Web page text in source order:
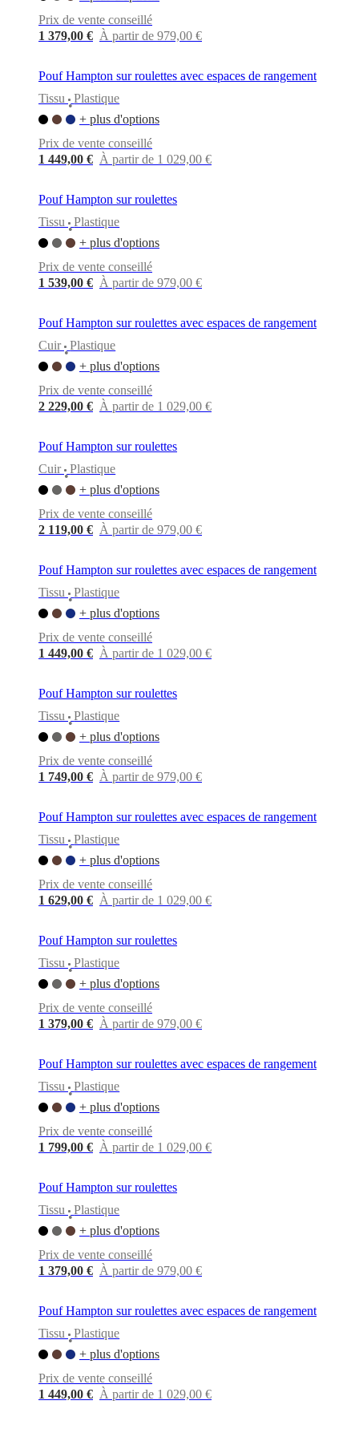
d'expositionPiècesSéjoursSalles
mangerChambres Aménagements
espacesBureauxBoConcept
Helena
Christensen InspirationService
Délai
livraisonEntretien
d’assemblageGarantieJuridiqueService
Décoration
d'IntérieurCommandez
échantillons
gratuitsTrouver
magasinÀ
propos
BoConcept ValeursResponsabilité
l’entreprise L’histoireEspace
Savoir-
qualitéRencontre
designersPersonnalisationCarrières
certificationsDéclaration
d’accessibilitéDevenir
Program
Projects
Articles
Prix de vente conseillé
1 379,00 € À partir de 979,00 €
Pouf Hampton sur roulettes avec espaces de rangement
Tissu
•
Plastique
+ plus d'options
Prix de vente conseillé
1 449,00 € À partir de 1 029,00 €
Pouf Hampton sur roulettes
Tissu
•
Plastique
+ plus d'options
Prix de vente conseillé
1 539,00 € À partir de 979,00 €
Pouf Hampton sur roulettes avec espaces de rangement
Cuir
•
Plastique
+ plus d'options
Prix de vente conseillé
2 229,00 € À partir de 1 029,00 €
Pouf Hampton sur roulettes
Cuir
•
Plastique
+ plus d'options
Prix de vente conseillé
2 119,00 € À partir de 979,00 €
Pouf Hampton sur roulettes avec espaces de rangement
Tissu
•
Plastique
+ plus d'options
Prix de vente conseillé
1 449,00 € À partir de 1 029,00 €
Pouf Hampton sur roulettes
Tissu
•
Plastique
+ plus d'options
Prix de vente conseillé
1 749,00 € À partir de 979,00 €
Pouf Hampton sur roulettes avec espaces de rangement
Tissu
•
Plastique
+ plus d'options
Prix de vente conseillé
1 629,00 € À partir de 1 029,00 €
Pouf Hampton sur roulettes
Tissu
•
Plastique
+ plus d'options
Prix de vente conseillé
1 379,00 € À partir de 979,00 €
Pouf Hampton sur roulettes avec espaces de rangement
Tissu
•
Plastique
+ plus d'options
Prix de vente conseillé
1 799,00 € À partir de 1 029,00 €
Pouf Hampton sur roulettes
Tissu
•
Plastique
+ plus d'options
Prix de vente conseillé
1 379,00 € À partir de 979,00 €
Pouf Hampton sur roulettes avec espaces de rangement
Tissu
•
Plastique
+ plus d'options
Prix de vente conseillé
1 449,00 € À partir de 1 029,00 €